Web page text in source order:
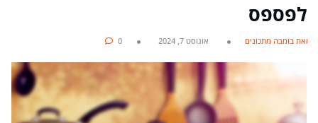
לפספס
מאת בומבה מתכונים אוגוסט 7, 2024 0